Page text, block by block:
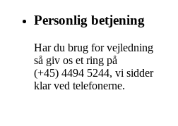
Personlig betjening
Har du brug for vejledning
så giv os et ring på
(+45) 4494 5244, vi sidder
klar ved telefonerne.